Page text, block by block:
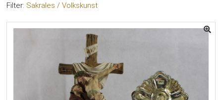
VERGANGENE AUKTIONEN
NEWSLETTER
Filter: Sakrales / Volkskunst